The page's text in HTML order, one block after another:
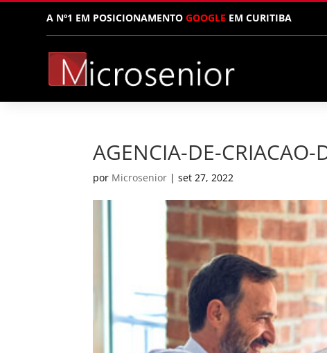
A Nº1 EM POSICIONAMENTOGOOGLE EM CURITIBA
AGENCIA-DE-CRIACAO-
por Microsenior |set 27, 2022